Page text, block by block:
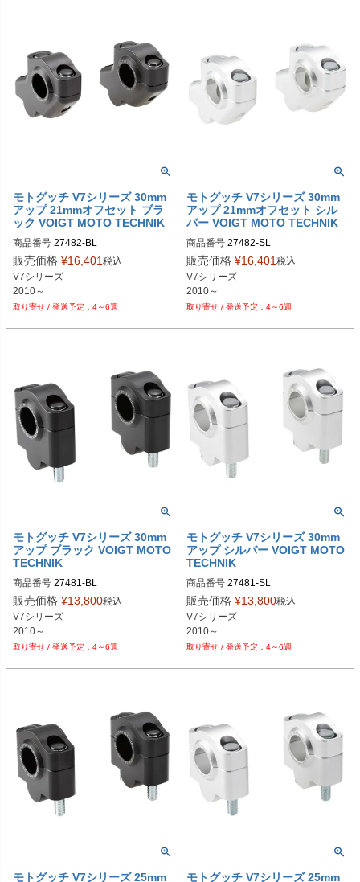
PRN002407-002409-63
PRN002407-002409-64
PRN002407-002409-65
PRN002407-002409-66
PRN002407-002409-67
PRN002407-002409-68
PRN002407-002409-75
PRN002407-002409-76
PRN002407-002409-77
PRN002407-002409-79
PRN002407-002409-80
PRN002407-002409-81
PRN002407-002409-83
PRN002407-002409-84
PRN002407-002409-89
PRN002407-002409-90
PRN002407-002409-91
PRN002407-002409-92
PRN002407-002409-93
PRN002407-002409-95
PRN002407-002409-96
PRN002407-002409-100
PRN002407-002409-101
PRN002407-002409-102
PRN002407-002409-103
PRN002407-002409-104
PRN002407-002409-105
PRN002407-002409-106
PRN002407-002409-107
PRN002407-002409-108
PRN002407-002409-109
PRN002407-002409-113
PRN002407-002409-114
PRN002407-002409-114
PRN002407-002409-114
PRN002407-002409-115
PRN002407-002409-116
PRN002407-002409-117
PRN002407-002409-120
モトグッチ V7シリーズ 30mm
アップ 21mmオフセット ブラ
ック VOIGT MOTO TECHNIK
商品番号
販売価格 ¥16,401 税込
V7シリーズ
2010～
4～6週
モトグッチ V7シリーズ 30mm
アップ 21mmオフセット シル
バー VOIGT MOTO TECHNIK
商品番号
販売価格 ¥16,401 税込
V7シリーズ
2010～
4～6週
モトグッチ V7シリーズ 30mm
アップ ブラック VOIGT MOTO
TECHNIK
商品番号
販売価格 ¥13,800税込
V7シリーズ
2010～
4～6週
モトグッチ V7シリーズ 30mm
アップ シルバー VOIGT MOTO
TECHNIK
商品番号
販売価格 ¥13,800税込
V7シリーズ
2010～
4～6週
モトグッチ V7シリーズ 25mm モトグッチ V7シリーズ 25mm